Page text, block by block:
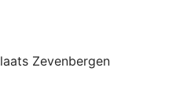
Zevenbergen